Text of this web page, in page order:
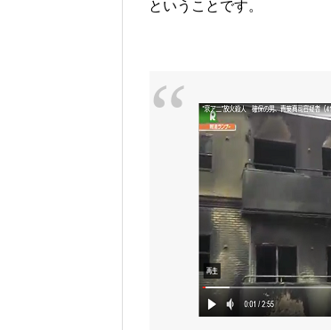
ということです。